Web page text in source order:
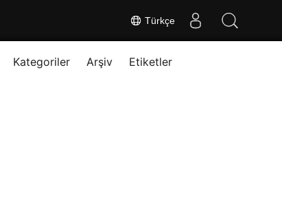
Türkçe
Kategoriler Arşiv Etiketler